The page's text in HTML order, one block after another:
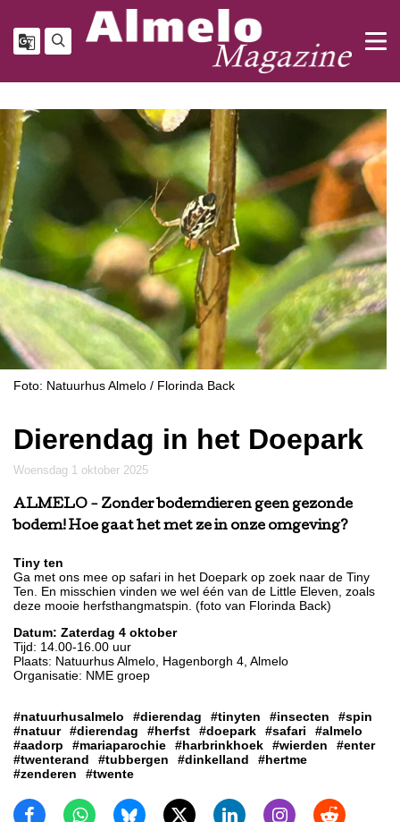
Foto: Natuurhus Almelo / Florinda Back
Dierendag in het Doepark
woensdag 1 oktober 2025
ALMELO - Zonder bodemdieren geen gezonde
bodem! Hoe gaat het met ze in onze omgeving?
Tiny ten
Ga met ons mee op safari in het Doepark op zoek naar de Tiny
Ten. En misschien vinden we wel één van de Little Eleven, zoals
deze mooie herfsthangmatspin. (foto van Florinda Back)
Datum: Zaterdag 4 oktober
Tijd: 14.00-16.00 uur
Plaats: Natuurhus Almelo, Hagenborgh 4, Almelo
Organisatie: NME groep
#natuurhusalmelo #dierendag #tinyten #insecten
#spin
#natuur
#dierendag #herfst #doepark #safari
#almelo
#aadorp
#mariaparochie #harbrinkhoek #wierden
#enter
#twenterand
#tubbergen #dinkelland
#hertme
#zenderen
#twente